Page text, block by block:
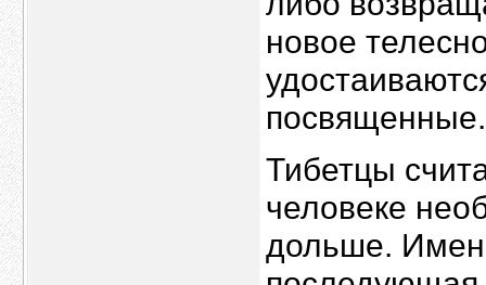
новое
посвященные.
Тибетцы
человеке
дольше.